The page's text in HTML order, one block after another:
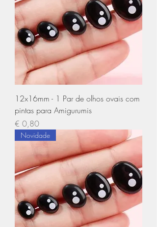
12x16mm - 1 Par de olhos ovais com
pintas para Amigurumis
Preço
€ 0,80
Novidade